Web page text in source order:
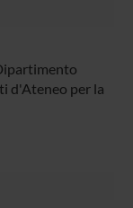
d'Ateneo per la